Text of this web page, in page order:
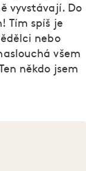
vyvstávají. Do
Tím spíš je
nebo
všem
někdo jsem